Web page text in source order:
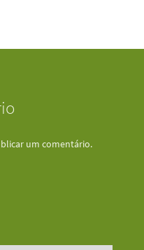
um comentário.